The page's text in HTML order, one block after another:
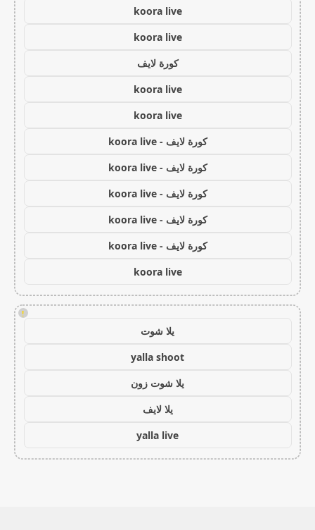
koora live
koora live
كورة لايف
koora live
koora live
كورة لايف - koora live
كورة لايف - koora live
كورة لايف - koora live
كورة لايف - koora live
كورة لايف - koora live
koora live
!
يلا شوت
yalla shoot
يلا شوت زون
يلا لايف
yalla live